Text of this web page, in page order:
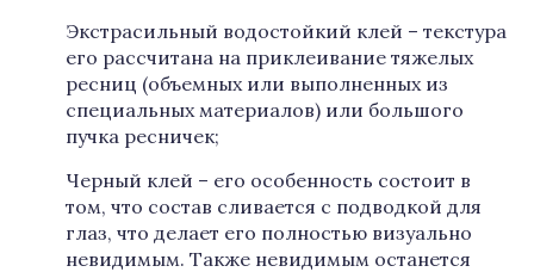
Экстрасильный водостойкий клей – текстура
его рассчитана на приклеивание тяжелых
ресниц (объемных или выполненных из
специальных материалов) или большого
пучка ресничек;
Черный клей – его особенность состоит в
том, что состав сливается с подводкой для
глаз, что делает его полностью визуально
невидимым. Также невидимым останется